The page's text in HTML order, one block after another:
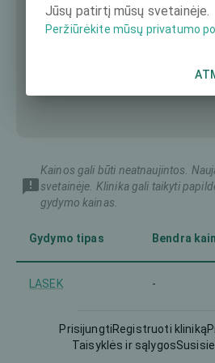
Kainos gali būti neatnaujintos.
svetainėje. Klinika gali taikyti
gydymo kainas.
Gydymo tipas Bendra
LASEK -
-
PrisijungtiRegistruoti kliniką
Taisyklės ir sąlygos
Jūsų patirtį mūsų svetainėje.
Peržiūrėkite mūsų privatumo